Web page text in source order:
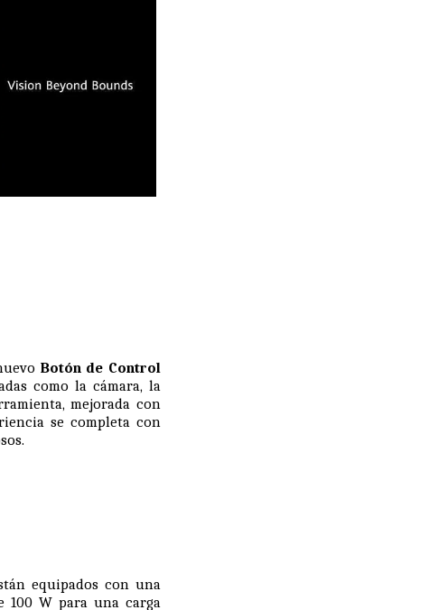
Botón de Control
como la cámara, la
mejorada con
se completa con
equipados con una
100 W para una carga